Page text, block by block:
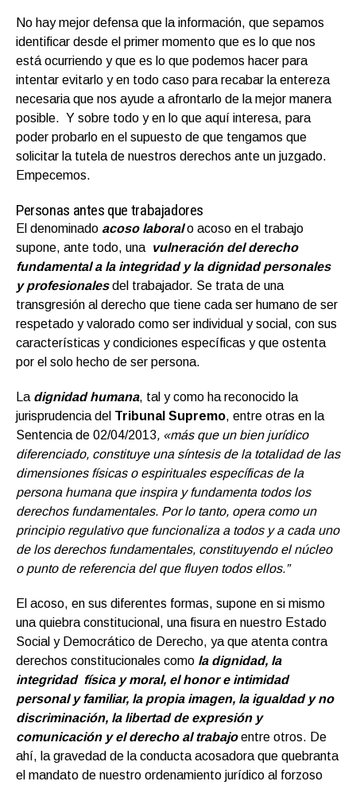
No hay mejor defensa que la información, que sepamos
identificar desde el primer momento que es lo que nos
está ocurriendo y que es lo que podemos hacer para
intentar evitarlo y en todo caso para recabar la entereza
necesaria que nos ayude a afrontarlo de la mejor manera
posible. Y sobre todo y en lo que aquí interesa, para
poder probarlo en el supuesto de que tengamos que
solicitar la tutela de nuestros derechos ante un juzgado.
Empecemos.
Personas antes que trabajadores
El denominado acoso laboral o acoso en el trabajo
supone, ante todo, una vulneración del derecho
fundamental a la integridad y la dignidad personales
y profesionalesdel trabajador. Se trata de una
transgresión al derecho que tiene cada ser humano de ser
respetado y valorado como ser individual y social, con sus
características y condiciones específicas y que ostenta
por el solo hecho de ser persona.
La dignidad humana, tal y como ha reconocido la
jurisprudencia del Tribunal Supremo, entre otras en la
Sentencia de 02/04/2013, «más que un bien jurídico
diferenciado, constituye una síntesis de la totalidad de las
dimensiones físicas o espirituales específicas de la
persona humana que inspira y fundamenta todos los
derechos fundamentales. Por lo tanto, opera como un
principio regulativo que funcionaliza a todos y a cada uno
de los derechos fundamentales, constituyendo el núcleo
o punto de referencia del que fluyen todos ellos.”
El acoso, en sus diferentes formas, supone en si mismo
una quiebra constitucional, una fisura en nuestro Estado
Social y Democrático de Derecho, ya que atenta contra
derechos constitucionales como la dignidad, la
integridad física y moral, el honor e intimidad
personal y familiar, la propia imagen, la igualdad y no
discriminación, la libertad de expresión y
comunicación y el derecho al trabajoentre otros. De
ahí, la gravedad de la conducta acosadora que quebranta
el mandato de nuestro ordenamiento jurídico al forzoso